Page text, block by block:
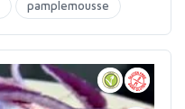
pamplemousse